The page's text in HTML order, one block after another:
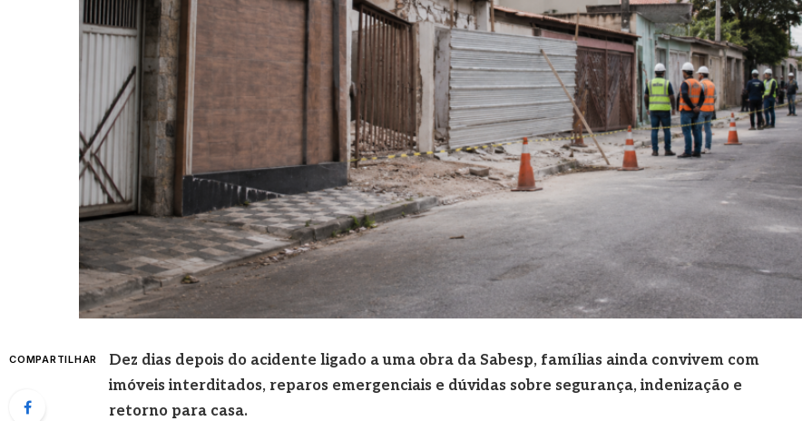
COMPARTILHAR
Dez dias depois do acidente ligado a uma obra da Sabesp, famílias ainda convivem com
imóveis interditados, reparos emergenciais e dúvidas sobre segurança, indenização e
retorno para casa.